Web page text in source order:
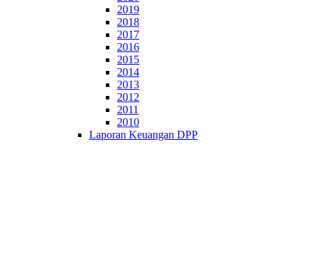
2019
2018
2017
2016
2015
2014
2013
2012
2011
2010
Laporan Keuangan DPP